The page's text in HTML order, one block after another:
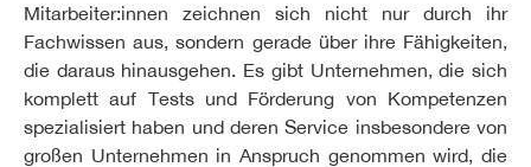
Mitarbeiter:innen zeichnen sich nicht nur durch ihr
Fachwissen aus, sondern gerade über ihre Fähigkeiten,
die daraus hinausgehen. Es gibt Unternehmen, die sich
komplett auf Tests und Förderung von Kompetenzen
spezialisiert haben und deren Service insbesondere von
großen Unternehmen in Anspruch genommen wird, die